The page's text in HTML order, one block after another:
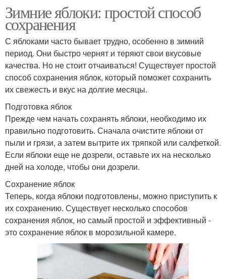
Зимние яблоки: простой способ
сохранения
С яблоками часто бывает трудно, особенно в зимний
период. Они быстро чернят и теряют свои вкусовые
качества. Но не стоит отчаиваться! Существует простой
способ сохранения яблок, который поможет сохранить
их свежесть и вкус на долгие месяцы.
Подготовка яблок
Прежде чем начать сохранять яблоки, необходимо их
правильно подготовить. Сначала очистите яблоки от
пыли и грязи, а затем вытрите их тряпкой или салфеткой.
Если яблоки еще не дозрели, оставьте их на несколько
дней на холоде, чтобы они дозрели.
Сохранение яблок
Теперь, когда яблоки подготовлены, можно приступить к
их сохранению. Существует несколько способов
сохранения яблок, но самый простой и эффективный -
это сохранение яблок в морозильной камере.